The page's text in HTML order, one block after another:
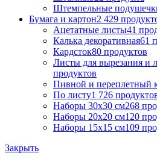
Штемпельные
Бумага и картон2 429
Ацетатные листы41
Калька декоративная61
Кардсток80 продуктов
Листы для вырезания и
продуктов
Пивной и переплетный
По листу1 726
Наборы 30х30 см268
Наборы 20х20 см120
Наборы 15х15 см109
Закрыть